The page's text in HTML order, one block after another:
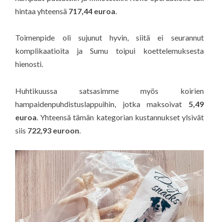
hintaa yhteensä 717,44 euroa.
Toimenpide oli sujunut hyvin, siitä ei seurannut
komplikaatioita ja Sumu toipui koettelemuksesta
hienosti.
Huhtikuussa satsasimme myös koirien
hampaidenpuhdistuslappuihin, jotka maksoivat 5,49
euroa . Yhteensä tämän kategorian kustannukset ylsivät
siis 722,93 euroon